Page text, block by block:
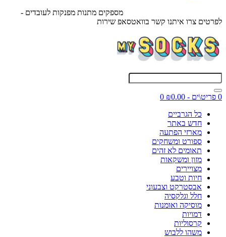
מספקים מתנות מפנקות לעובדים -
לפרטים צרו איתנו קשר בוואטסאפ שירות
0 פריט\ים - ₪0.00
0
כל הגרביים
חדש באתר
מארזי הפתעה
ספורט ומשחקים
תאומים לא זהים
מזון ומשקאות
מצויירים
חיות וטבע
אבסטרקט וצבעוני
חלל וגלקסיה
מוסיקה ואומנות
דמויות
קרסוליות
משהו ללבוש